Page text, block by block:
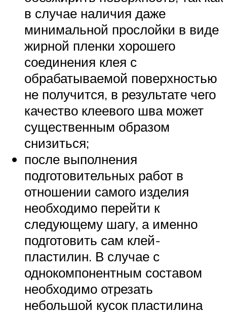
в случае наличия даже
минимальной прослойки в виде
жирной пленки хорошего
соединения клея с
обрабатываемой поверхностью
не получится, в результате чего
качество клеевого шва может
существенным образом
снизиться;
после выполнения
подготовительных работ в
отношении самого изделия
необходимо перейти к
следующему шагу, а именно
подготовить сам клей-
пластилин. В случае с
однокомпонентным составом
необходимо отрезать
небольшой кусок пластилина